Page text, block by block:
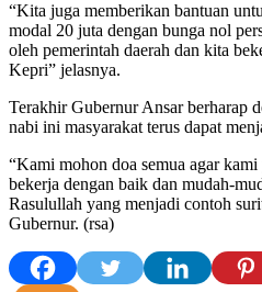
“Kita juga memberikan bantuan
modal 20 juta dengan bunga nol
oleh pemerintah daerah dan kita
Kepri” jelasnya.
Terakhir Gubernur Ansar berharap
nabi ini masyarakat terus dapat
“Kami mohon doa semua agar
bekerja dengan baik dan mudah-
Rasulullah yang menjadi contoh
Gubernur. (rsa)